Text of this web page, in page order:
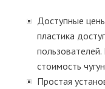
Доступные
пластика
стоимость
Простая